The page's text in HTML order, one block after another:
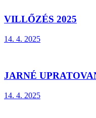
VILLŐZÉS 2025
14. 4. 2025
JARNÉ
14. 4. 2025